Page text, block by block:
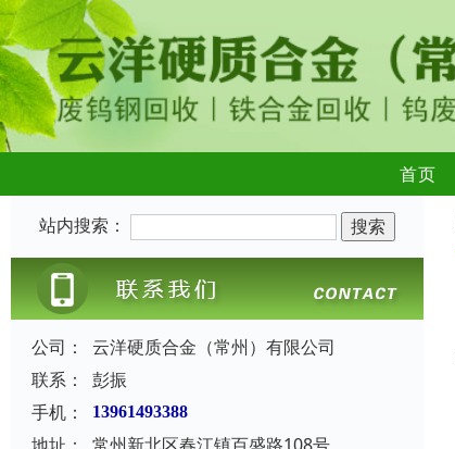
首页
站内搜索：
公司：
云洋硬质合金（常州）有限公司
联系：
彭振
手机：
13961493388